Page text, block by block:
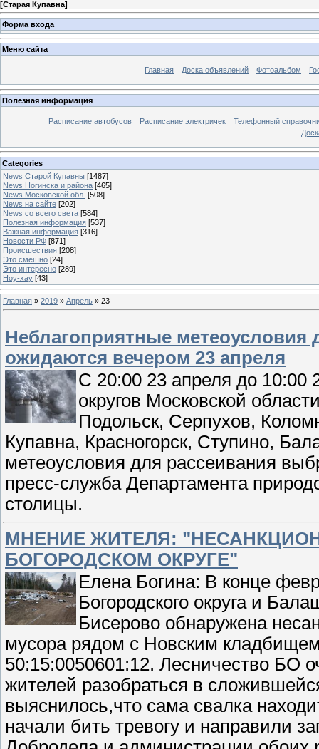
[Старая Купавна]
Форма входа
Меню сайта
Главная Доска объявлений Фотоальбом
Полезная информация
Расписание автобусов Расписание электричек
Телефонный
Categories
News Старой Купавны [1487]
News Ногинска и района [465]
News Московской обл. [508]
News на сайте [202]
News со всего света [584]
Полезная информация [537]
Важная информация [316]
Новости РФ [871]
Происшествия [208]
Это смешно [24]
Это интересно [289]
Ноу-хау [43]
Главная » 2019 » Апрель » 23
Неблагоприятные метеоусловия
ожидаются вечером 23 апреля
С 20:00 23 апреля до 10:00
округов Московской
Подольск, Серпухов,
Купавна, Красногорск, Ступино,
метеоусловия для рассеивания
пресс-служба Департамента
столицы.
МНЕНИЕ ЖИТЕЛЯ:
БОГОРОДСКОМ ОКРУГЕ"
Елена Богина: В конце
Богородского округа и
Бисерово обнаружена
мусора рядом с Новским
50:15:0050601:12. Лесничество БО
жителей разобраться в
выяснилось,что сама свалка
начали бить тревогу и направили